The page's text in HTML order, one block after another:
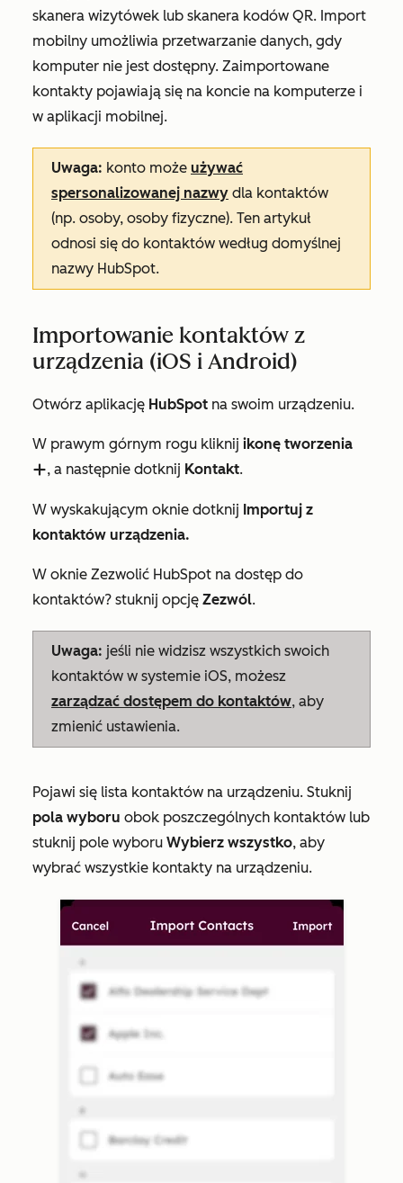
skanera wizytówek lub skanera kodów QR. Import
mobilny umożliwia przetwarzanie danych, gdy
komputer nie jest dostępny. Zaimportowane
kontakty pojawiają się na koncie na komputerze i
w aplikacji mobilnej.
Uwaga: konto może używać
spersonalizowanej nazwy dla kontaktów
(np. osoby, osoby fizyczne). Ten artykuł
odnosi się do kontaktów według domyślnej
nazwy HubSpot.
Importowanie kontaktów z
urządzenia (iOS i Android)
Otwórz aplikację HubSpot na swoim urządzeniu.
W prawym górnym rogu kliknij ikonę tworzenia
add, a następnie dotknij Kontakt.
W wyskakującym oknie dotknij Importuj z
kontaktów urządzenia.
W oknie Zezwolić HubSpot na dostęp do
kontaktów? stuknij opcję Zezwól.
Uwaga: jeśli nie widzisz wszystkich swoich
kontaktów w systemie iOS, możesz
zarządzać dostępem do kontaktów, aby
zmienić ustawienia.
Pojawi się lista kontaktów na urządzeniu. Stuknij
pola wyboru obok poszczególnych kontaktów lub
stuknij pole wyboru Wybierz wszystko, aby
wybrać wszystkie kontakty na urządzeniu.